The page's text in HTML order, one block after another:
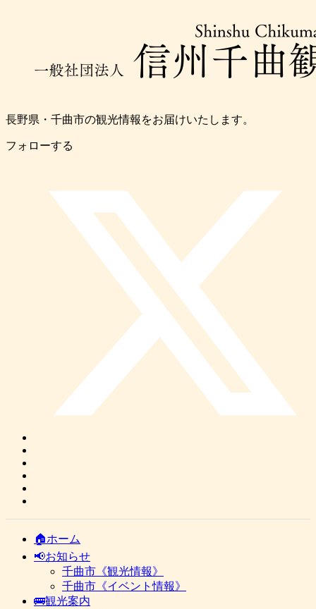
長野県・千曲市の観光情報をお届けいたします。
フォローする
🏠ホーム
📢お知らせ
千曲市《観光情報》
千曲市《イベント情報》
🚌観光案内